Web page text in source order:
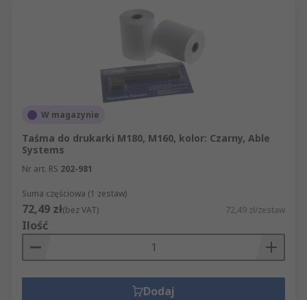
W magazynie
Taśma do drukarki M180, M160, kolor: Czarny, Able
Systems
Nr art. RS 202-981
Suma częściowa (1 zestaw)
72,49 zł(bez VAT) 72,49 zł/zestaw
Ilość
Dodaj